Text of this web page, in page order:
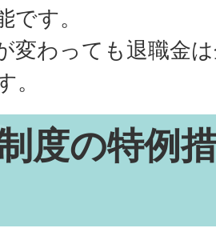
です。
変わっても退職金
。
度の特例